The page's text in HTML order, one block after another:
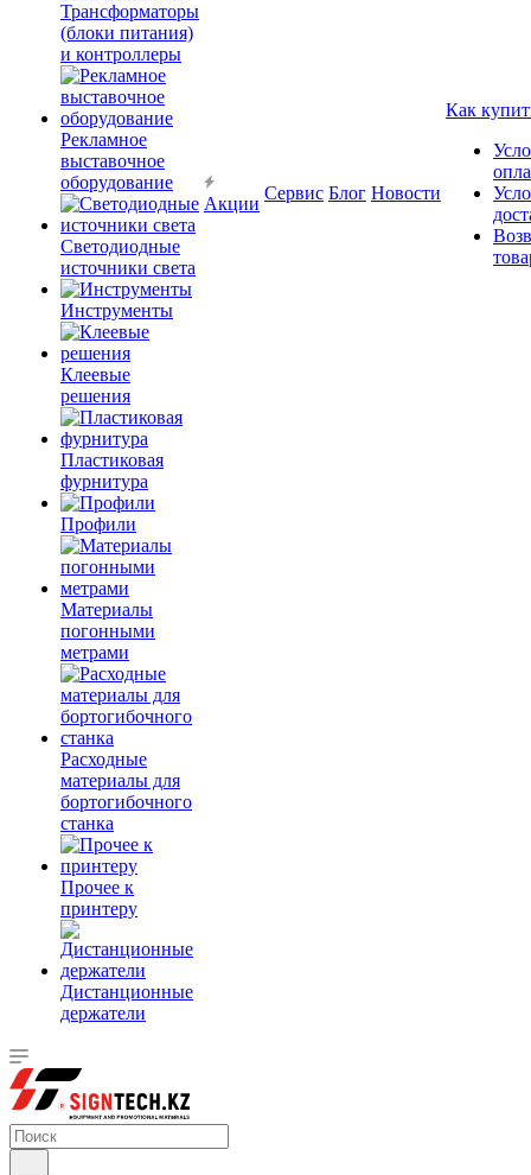
Трансформаторы
(блоки питания)
и контроллеры
Рекламное
выставочное
оборудование
Светодиодные
источники света
Инструменты
Клеевые
решения
Пластиковая
фурнитура
Профили
Материалы
погонными
метрами
Расходные
материалы для
бортогибочного
станка
Прочее к
принтеру
Дистанционные
держатели
Акции
Сервис Блог Новости
Как